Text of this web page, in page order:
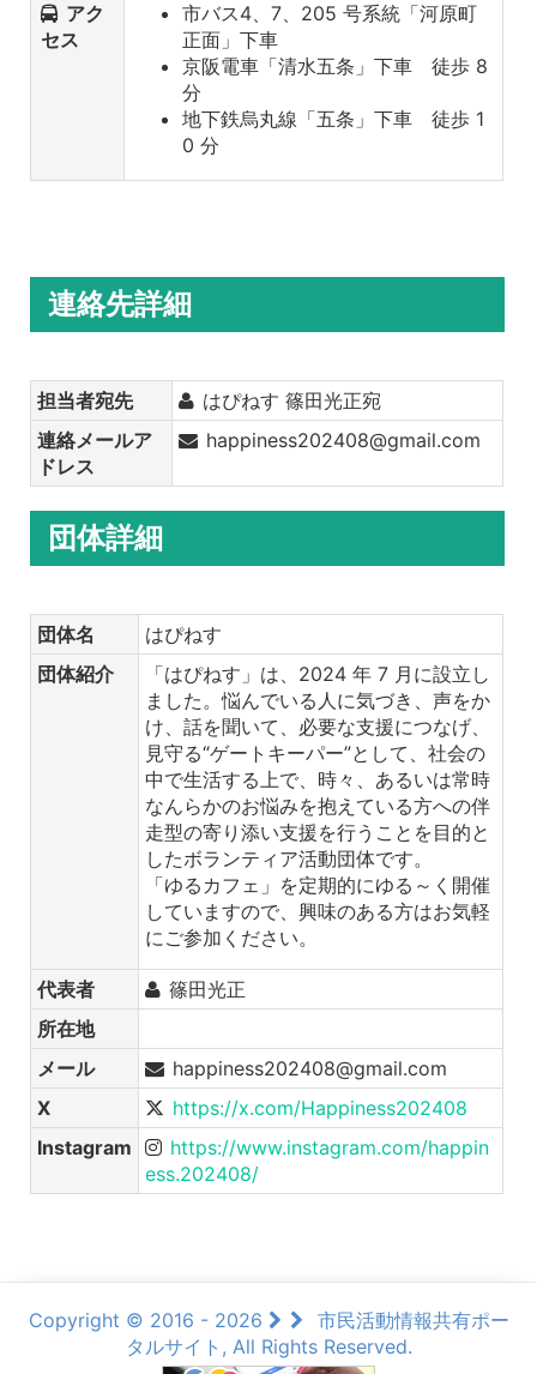
アク
セス
市バス4、7、205 号系統「河原町
正面」下車
京阪電車「清水五条」下車 徒歩 8
分
地下鉄烏丸線「五条」下車 徒歩 1
0 分
連絡先詳細
担当者宛先
はぴねす 篠田光正宛
連絡メールア
ドレス
happiness202408@gmail.com
団体詳細
団体名
はぴねす
団体紹介
「はぴねす」は、2024 年 7 月に設立し
ました。悩んでいる人に気づき、声をか
け、話を聞いて、必要な支援につなげ、
見守る“ゲートキーパー”として、社会の
中で生活する上で、時々、あるいは常時
なんらかのお悩みを抱えている方への伴
走型の寄り添い支援を行うことを目的と
したボランティア活動団体です。
「ゆるカフェ」を定期的にゆる～く開催
していますので、興味のある方はお気軽
にご参加ください。
代表者
篠田光正
所在地
メール
happiness202408@gmail.com
X
https://x.com/Happiness202408
Instagram
https://www.instagram.com/happin
ess.202408/
Copyright © 2016 - 2026
市民活動情報共有ポー
タルサイト, All Rights Reserved.